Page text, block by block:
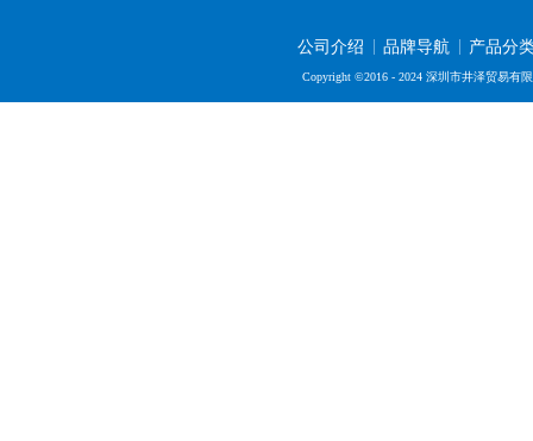
公司介绍 品牌导航 产品分
Copyright ©2016 - 2024 深圳市井泽贸易有